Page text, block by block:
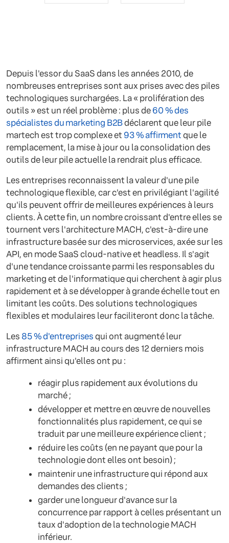
Depuis l'essor du SaaS dans les années 2010, de
nombreuses entreprises sont aux prises avec des piles
technologiques surchargées. La « prolifération des
outils » est un réel problème : plus de60 % des
spécialistes du marketing B2Bdéclarent que leur pile
martech est trop complexe et 93 % affirmentque le
remplacement, la mise à jour ou la consolidation des
outils de leur pile actuelle la rendrait plus efficace.
Les entreprises reconnaissent la valeur d'une pile
technologique flexible, car c'est en privilégiant l'agilité
qu'ils peuvent offrir de meilleures expériences à leurs
clients. À cette fin, un nombre croissant d'entre elles se
tournent vers l'architecture MACH, c'est-à-dire une
infrastructure basée sur des microservices, axée sur les
API, en mode SaaS cloud-native et headless. Il s'agit
d'une tendance croissante parmi les responsables du
marketing et de l'informatique qui cherchent à agir plus
rapidement et à se développer à grande échelle tout en
limitant les coûts. Des solutions technologiques
flexibles et modulaires leur faciliteront donc la tâche.
Les 85 % d'entreprisesqui ont augmenté leur
infrastructure MACH au cours des 12 derniers mois
affirment ainsi qu'elles ont pu :
réagir plus rapidement aux évolutions du
marché ;
développer et mettre en œuvre de nouvelles
fonctionnalités plus rapidement, ce qui se
traduit par une meilleure expérience client ;
réduire les coûts (en ne payant que pour la
technologie dont elles ont besoin) ;
maintenir une infrastructure qui répond aux
demandes des clients ;
garder une longueur d'avance sur la
concurrence par rapport à celles présentant un
taux d'adoption de la technologie MACH
inférieur.